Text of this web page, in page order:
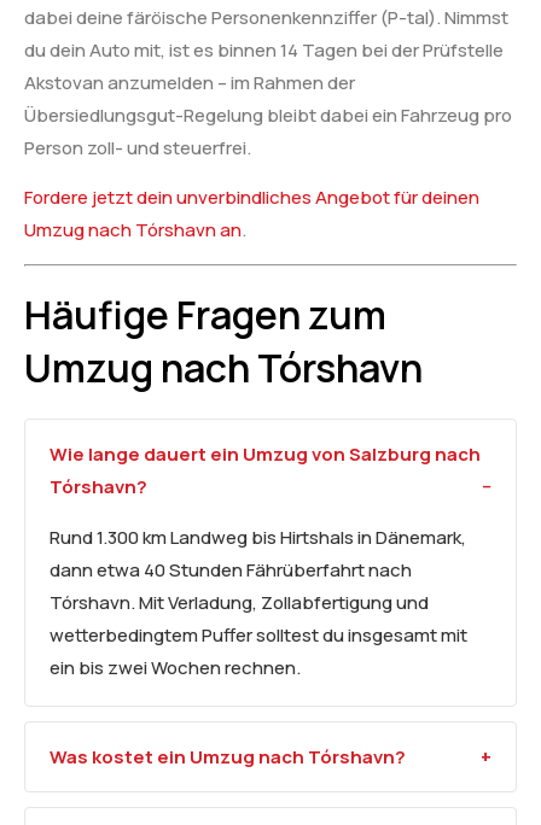
dabei deine färöische Personenkennziffer (P-tal). Nimmst
du dein Auto mit, ist es binnen 14 Tagen bei der Prüfstelle
Akstovan anzumelden – im Rahmen der
Übersiedlungsgut-Regelung bleibt dabei ein Fahrzeug pro
Person zoll- und steuerfrei.
Fordere jetzt dein unverbindliches Angebot für deinen
Umzug nach Tórshavn an.
Häufige Fragen zum
Umzug nach Tórshavn
Wie lange dauert ein Umzug von Salzburg nach
Tórshavn?
Rund 1.300 km Landweg bis Hirtshals in Dänemark,
dann etwa 40 Stunden Fährüberfahrt nach
Tórshavn. Mit Verladung, Zollabfertigung und
wetterbedingtem Puffer solltest du insgesamt mit
ein bis zwei Wochen rechnen.
Was kostet ein Umzug nach Tórshavn?